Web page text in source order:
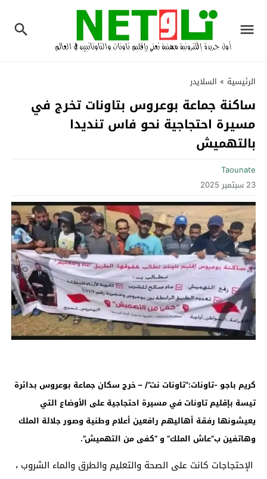
الرئيسية » السلايدر
ساكنة جماعة بوعروس بتاونات تخرج في
مسيرة احتجاجية نحو فاس تنديدا
بالتهميش
Taounate
23 سبتمبر 2025
كريم باجو -تاونات:”تاونات نت”/ – خرج سكان جماعة بوعروس بدائرة
تيسة بإقليم تاونات في مسيرة احتجاجية على الأوضاع التي
يعيشونها رفقة أهاليهم رافعين أعلام وطنية وصور جلالة الملك
وهاتفين ب”عاش الملك” و “كفى من التهميش”.
الإحتجاجات كانت على الصحة والتعليم والطرق والماء الشروب ،